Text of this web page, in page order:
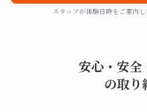
スタッフが体験日時をご案内し
安心・安全
の取り